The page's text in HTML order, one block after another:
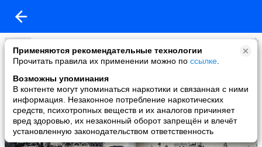
Применяются рекомендательные технологии
Прочитать правила их применении можно по ссылке
Возможны упоминания
В контенте могут упоминаться наркотики и связанная с ними
информация. Незаконное потребление наркотических
средств, психотропных веществ и их аналогов причиняет
вред здоровью, их незаконный оборот запрещён и влечёт
установленную законодательством ответственность
xxxyyy
added a photo
17 Oct в 23:07